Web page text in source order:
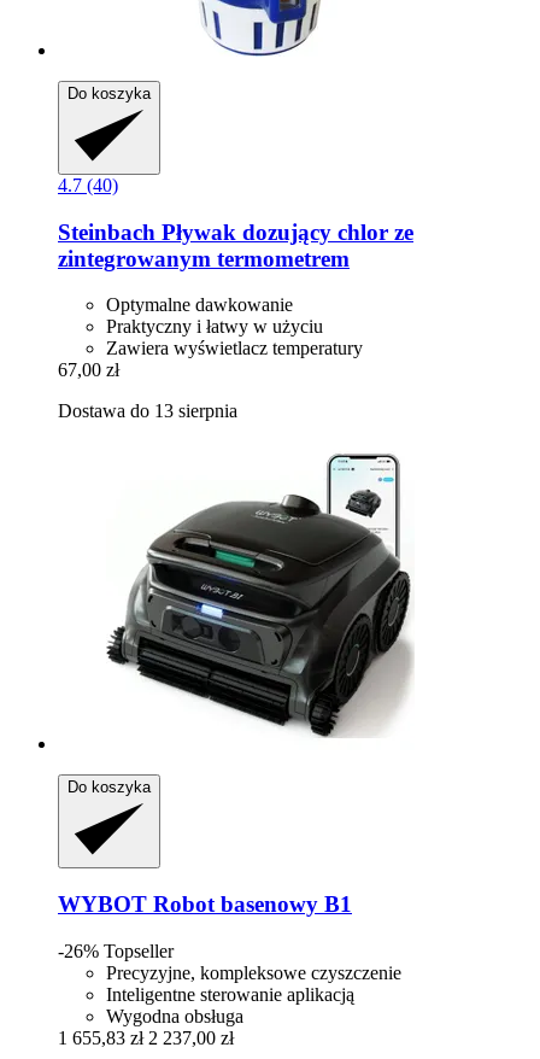
Do koszyka
4.7 (40)
Steinbach Pływak dozujący chlor ze
zintegrowanym termometrem
Optymalne dawkowanie
Praktyczny i łatwy w użyciu
Zawiera wyświetlacz temperatury
67,00 zł
Dostawa do 13 sierpnia
Do koszyka
WYBOT Robot basenowy B1
-26% Topseller
Precyzyjne, kompleksowe czyszczenie
Inteligentne sterowanie aplikacją
Wygodna obsługa
1 655,83 zł 2 237,00 zł